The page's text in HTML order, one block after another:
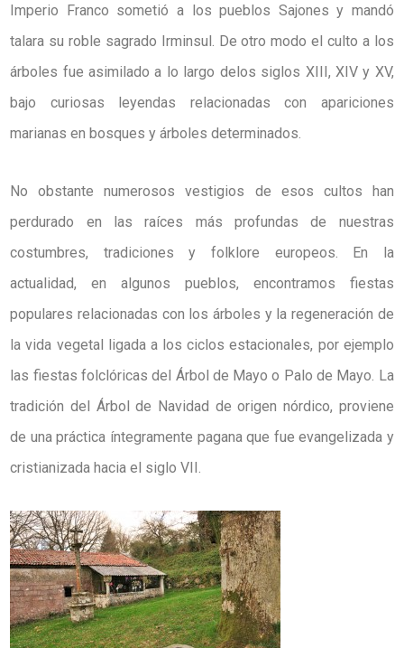
Imperio Franco sometió a los pueblos Sajones y mandó
talara su roble sagrado Irminsul. De otro modo el culto a los
árboles fue asimilado a lo largo delos siglos XIII, XIV y XV,
bajo curiosas leyendas relacionadas con apariciones
marianas en bosques y árboles determinados.
No obstante numerosos vestigios de esos cultos han
perdurado en las raíces más profundas de nuestras
costumbres, tradiciones y folklore europeos. En la
actualidad, en algunos pueblos, encontramos fiestas
populares relacionadas con los árboles y la regeneración de
la vida vegetal ligada a los ciclos estacionales, por ejemplo
las fiestas folclóricas del Árbol de Mayo o Palo de Mayo. La
tradición del Árbol de Navidad de origen nórdico, proviene
de una práctica íntegramente pagana que fue evangelizada y
cristianizada hacia el siglo VII.